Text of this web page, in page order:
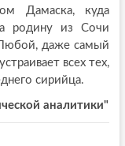
Дамаска, куда
родину из Сочи
даже самый
всех тех,
сирийца.
аналитики"